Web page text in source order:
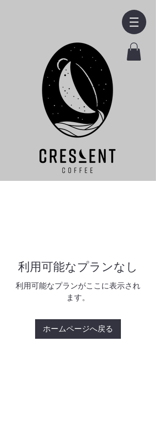
利用可能なプランなし
利用可能なプランがここに表示され
ます。
ホームページへ戻る